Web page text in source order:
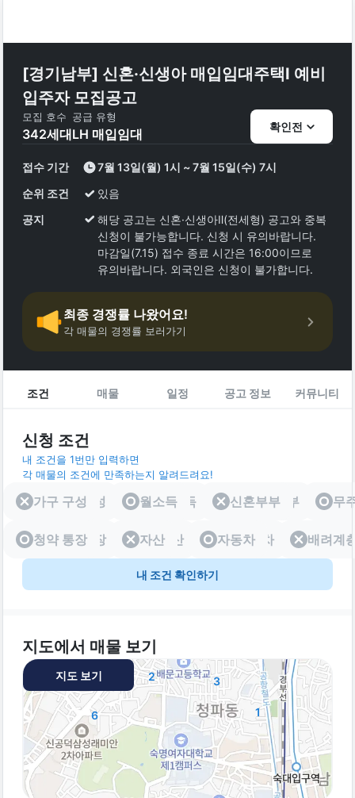
[경기남부] 신혼·신생아 매입임대주택Ⅰ 예비
입주자 모집공고
모집 호수
342세대
공급 유형
LH 매입임대 확인전
접수 기간
7월 13일(월) 1시 ~ 7월 15일(수) 7시
순위 조건
있음
공지
해당 공고는 신혼·신생아Ⅱ(전세형) 공고와 중복
신청이 불가능합니다. 신청 시 유의바랍니다.
마감일(7.15) 접수 종료 시간은 16:00이므로
유의바랍니다. 외국인은 신청이 불가합니다.
최종 경쟁률 나왔어요!
각 매물의 경쟁률 보러가기
조건 매물 일정 공고 정보 커뮤니티
신청 조건
내 조건을 1번만 입력하면
각 매물의 조건에 만족하는지 알려드려요!
가구 구성 월소득 신혼부부
가구 구성 월소득 신혼부부 무
청약 통장 자산 자동차 배려
청약 통장 자산 자동차 배려계
내 조건 확인하기
지도에서 매물 보기
6
2 3
1
지도 보기